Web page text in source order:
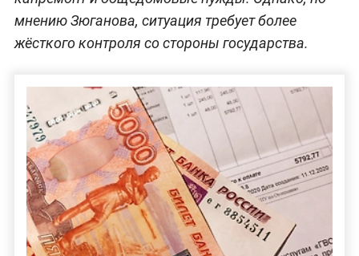
мнению Зюганова, ситуация требует более
жёсткого контроля со стороны государства.